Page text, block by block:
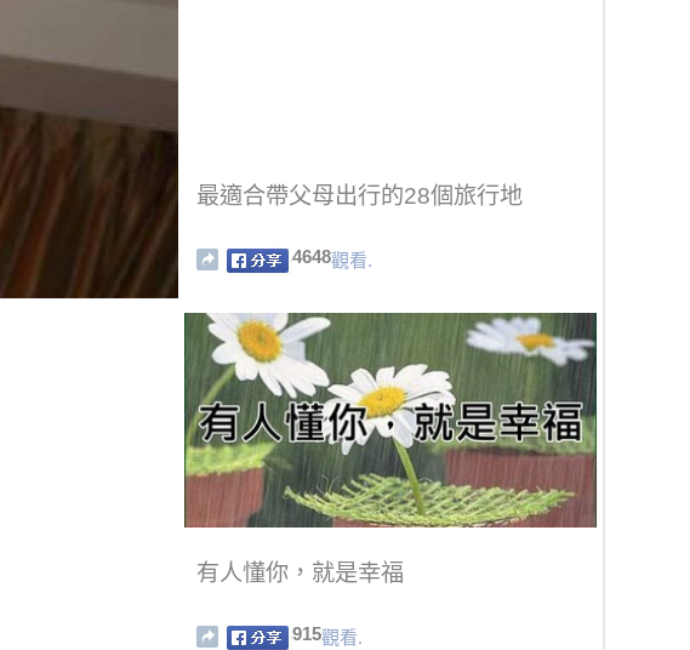
最適合帶父母出行的28個旅行地
4648觀看.
有人懂你，就是幸福
915觀看.